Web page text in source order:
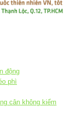
động
phì
cân không kiểm